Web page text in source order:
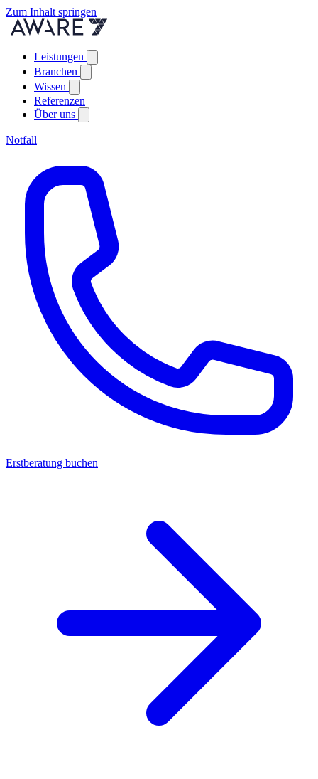
Zum Inhalt springen
Leistungen
Branchen
Wissen
Referenzen
Über uns
Notfall
Erstberatung buchen